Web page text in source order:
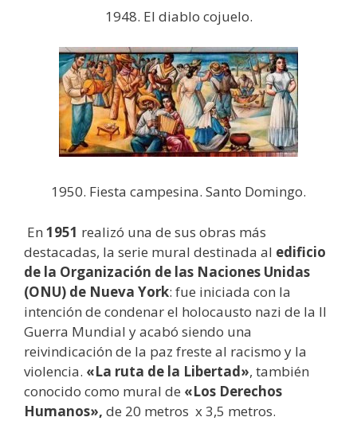
1948. El diablo cojuelo.
1950. Fiesta campesina. Santo Domingo.
En 1951 realizó una de sus obras más
destacadas, la serie mural destinada al edificio
de la Organización de las Naciones Unidas
(ONU) de Nueva York: fue iniciada con la
intención de condenar el holocausto nazi de la II
Guerra Mundial y acabó siendo una
reivindicación de la paz freste al racismo y la
violencia. «La ruta de la Libertad», también
conocido como mural de «Los Derechos
Humanos», de 20 metros x 3,5 metros.